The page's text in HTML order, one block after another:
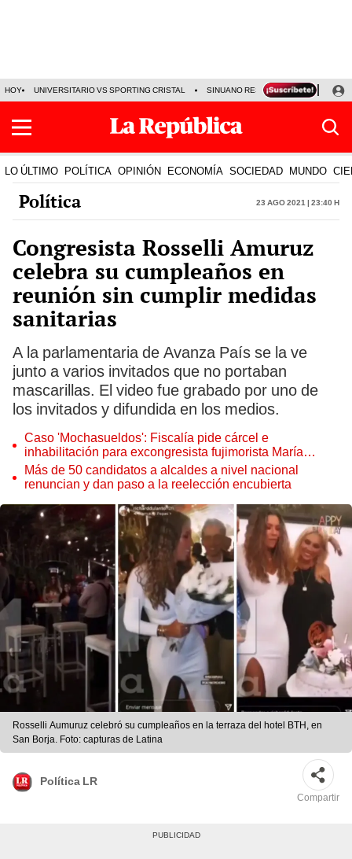
HOY UNIVERSITARIO VS SPORTING CRISTAL SINUANO RESULTADOS HOY
LO ÚLTIMO POLÍTICA OPINIÓN ECONOMÍA SOCIEDAD MUNDO
Política 23 Ago 2021 | 23:40 h
Congresista Rosselli Amuruz
celebra su cumpleaños en
reunión sin cumplir medidas
sanitarias
A la parlamentaria de Avanza País se la ve
junto a varios invitados que no portaban
mascarillas. El video fue grabado por uno de
los invitados y difundida en los medios.
Caso 'Mochasueldos': Fiscalía pide cárcel e
inhabilitación para excongresista fujimorista María
Cordero Jon Tay
Más de 50 candidatos a alcaldes a nivel nacional
renuncian y dan paso a la reelección encubierta
Rosselli Aumuruz celebró su cumpleaños en la terraza del hotel BTH, en
San Borja. Foto: capturas de Latina
Política LR
Compartir